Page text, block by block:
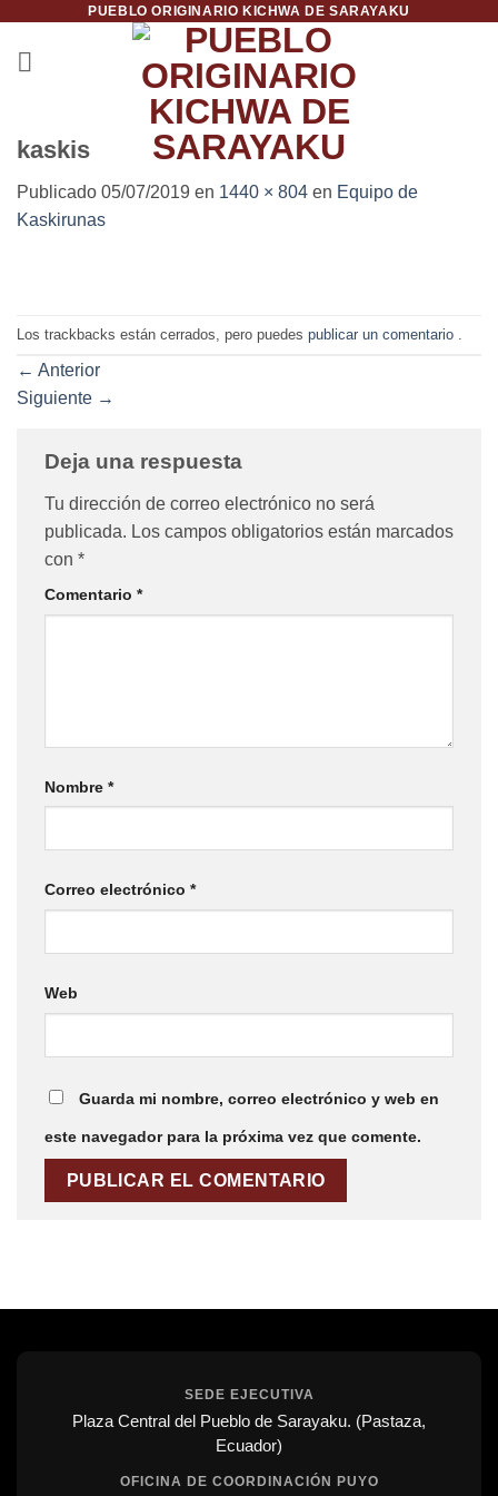
contenido
PUEBLO ORIGINARIO KICHWA DE SARAYAKU
kaskis
Publicado 05/07/2019 en 1440 × 804 en Equipo de
Kaskirunas
Los trackbacks están cerrados, pero puedes publicar un comentario
← Anterior
Siguiente →
Deja una respuesta
Tu dirección de correo electrónico no será
publicada. Los campos obligatorios están marcados
con *
Comentario *
Nombre *
Correo electrónico *
Web
Guarda mi nombre, correo electrónico y web en
este navegador para la próxima vez que comente.
SEDE EJECUTIVA
Plaza Central del Pueblo de Sarayaku. (Pastaza,
Ecuador)
OFICINA DE COORDINACIÓN PUYO